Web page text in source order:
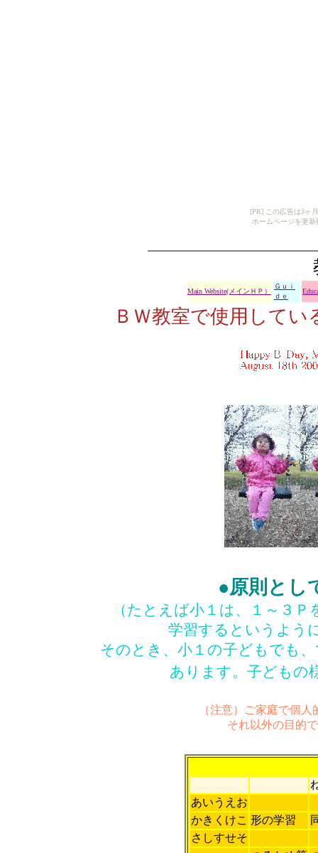
[PR] この広告は3ヶ
ホームページを更
Main Website(メインＨＰ）
Ｇｕｉ
ｄｅ
ＢＷ教室で使用してい
●原則とし
（たとえば小１は、１～３
学習するというよう
そのとき、小１の子どもでも
あります。子どもの
（注意）ご家庭で個
それ以外の目的
あいうえお
かきくけこ 形の学習
さしすせそ